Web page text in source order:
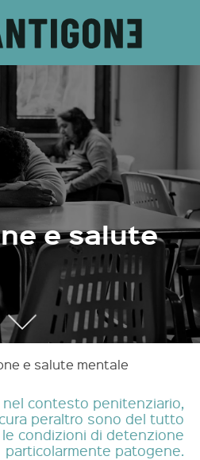
e salute
e salute mentale
contesto penitenziario,
peraltro sono del tutto
condizioni di detenzione
particolarmente patogene.